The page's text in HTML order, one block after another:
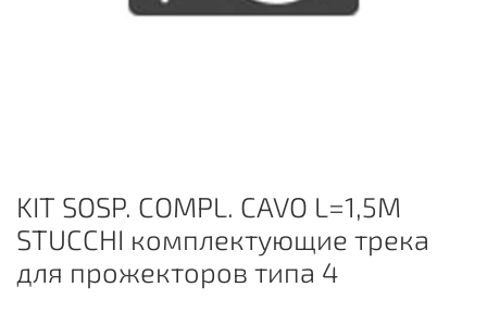
KIT SOSP. COMPL. CAVO L=1,5M
STUCCHI комплектующие трека
для прожекторов типа 4